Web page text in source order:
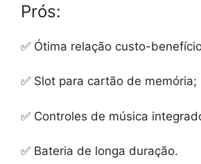
Prós:
✅ Ótima relação custo-
✅ Slot para cartão de memória;
✅ Controles de música
✅ Bateria de longa duração.